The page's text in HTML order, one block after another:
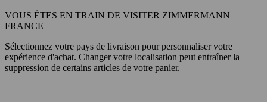
VOUS ÊTES EN TRAIN DE VISITER ZIMMERMANN
FRANCE
Sélectionnez votre pays de livraison pour personnaliser votre
expérience d'achat. Changer votre localisation peut entraîner la
suppression de certains articles de votre panier.